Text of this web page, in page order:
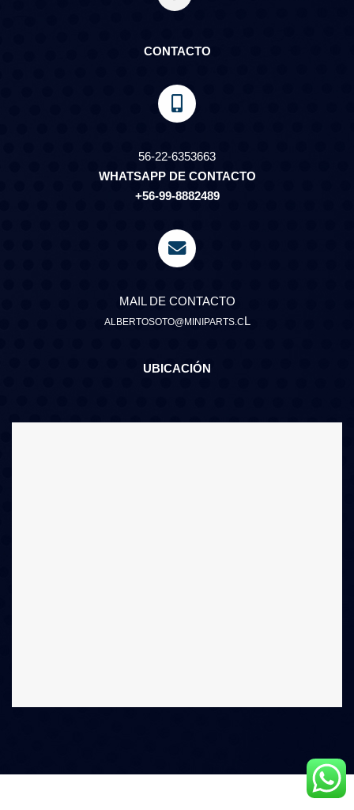
CONTACTO
56-22-6353663
WHATSAPP DE CONTACTO
+56-99-8882489
MAIL DE CONTACTO
ALBERTOSOTO@MINIPARTS.CL
UBICACIÓN